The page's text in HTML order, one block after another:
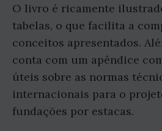
O livro é ricamente
tabelas, o que facilita a
conceitos apresentados.
conta com um apêndice
úteis sobre as normas
internacionais para o
fundações por estacas.